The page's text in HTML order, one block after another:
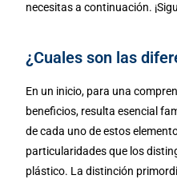
necesitas a continuación.
¿Cuales son las
En un inicio, para una
beneficios, resulta esencial
de cada uno de estos
particularidades que los
plástico. La distinción